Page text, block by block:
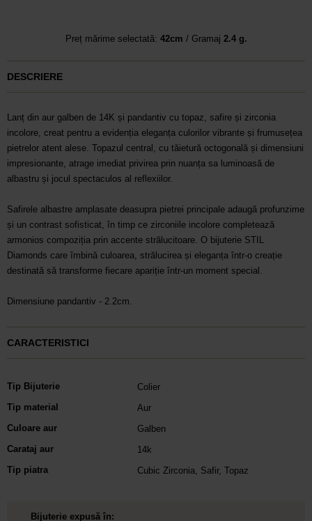
Preț mărime selectată: 42cm / Gramaj 2.4 g.
DESCRIERE
Lanț din aur galben de 14K și pandantiv cu topaz, safire și zirconia
incolore, creat pentru a evidenția eleganța culorilor vibrante și frumusețea
pietrelor atent alese. Topazul central, cu tăietură octogonală și dimensiuni
impresionante, atrage imediat privirea prin nuanța sa luminoasă de
albastru și jocul spectaculos al reflexiilor.
Safirele albastre amplasate deasupra pietrei principale adaugă profunzime
și un contrast sofisticat, în timp ce zirconiile incolore completează
armonios compoziția prin accente strălucitoare. O bijuterie STIL
Diamonds care îmbină culoarea, strălucirea și eleganța într-o creație
destinată să transforme fiecare apariție într-un moment special.
Dimensiune pandantiv - 2.2cm.
CARACTERISTICI
Tip Bijuterie
Colier
Tip material
Aur
Culoare aur
Galben
Carataj aur
14k
Tip piatra
Cubic Zirconia Safir, Topaz
Bijuterie expusă în: